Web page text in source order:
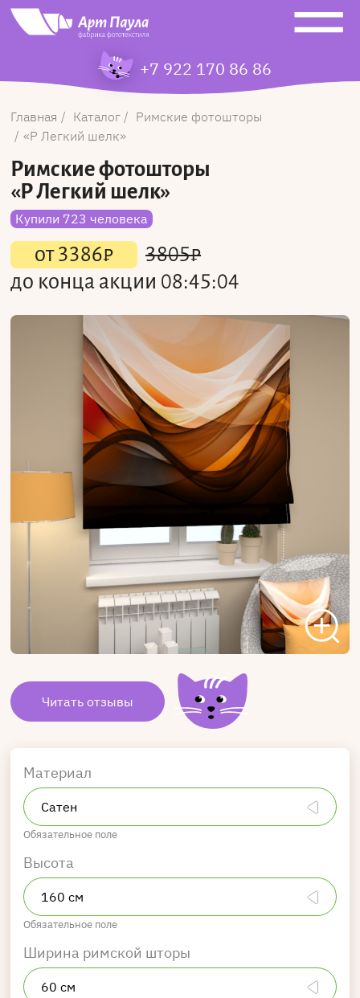
+7 922 170 86 86
Главная Каталог
Римские фотошторы
Р Легкий шелк
Римские фотошторы
«Р Легкий шелк»
Купили 723 человека
от3386₽ 3805₽
до конца акции 08:45:04
Читать отзывы
Материал
Обязательное поле
Высота
Обязательное поле
Ширина римской шторы